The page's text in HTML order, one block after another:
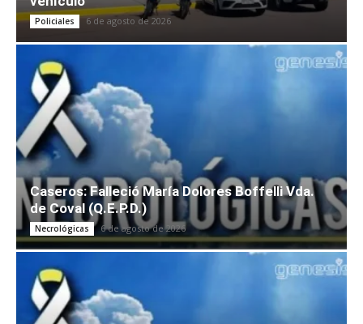
Policiales 6 de agosto de 2026
Caseros: Falleció María Dolores Boffelli Vda.
de Coval (Q.E.P.D.)
Necrológicas 6 de agosto de 2026